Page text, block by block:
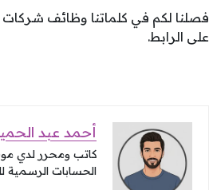
فصلنا لكم في كلماتنا وظائف
على الرابط.
أحمد عبد
كاتب ومحرر لدي
الحسابات الرسمية